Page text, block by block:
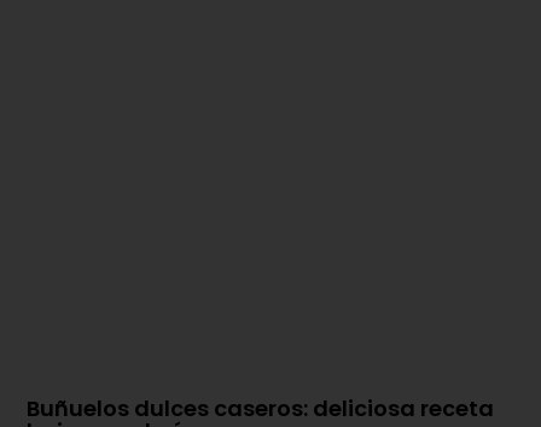
Buñuelos dulces caseros: deliciosa receta